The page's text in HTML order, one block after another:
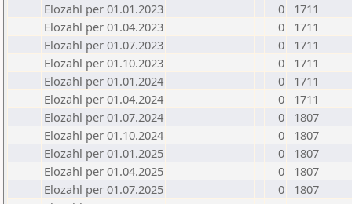
Elozahl per 01.01.2023
0
1711
Elozahl per 01.04.2023
0
1711
Elozahl per 01.07.2023
0
1711
Elozahl per 01.10.2023
0
1711
Elozahl per 01.01.2024
0
1711
Elozahl per 01.04.2024
0
1711
Elozahl per 01.07.2024
0
1807
Elozahl per 01.10.2024
0
1807
Elozahl per 01.01.2025
0
1807
Elozahl per 01.04.2025
0
1807
Elozahl per 01.07.2025
0
1807